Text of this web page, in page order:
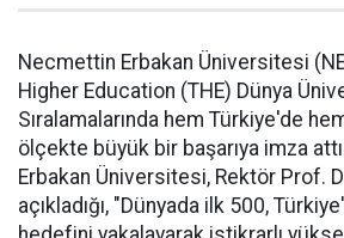
Necmettin Erbakan Üniversitesi
Higher Education (THE) Dünya
Sıralamalarında hem Türkiye'de
ölçekte büyük bir başarıya imza
Erbakan Üniversitesi, Rektör Prof.
açıkladığı, "Dünyada ilk 500,